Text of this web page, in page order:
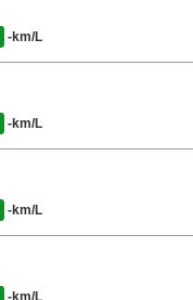
-km/L
-km/L
-km/L